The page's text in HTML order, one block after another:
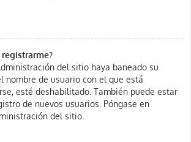
del sitio haya baneado su
nombre de usuario con el que está
esté deshabilitado. También puede estar
de nuevos usuarios. Póngase en
del sitio.